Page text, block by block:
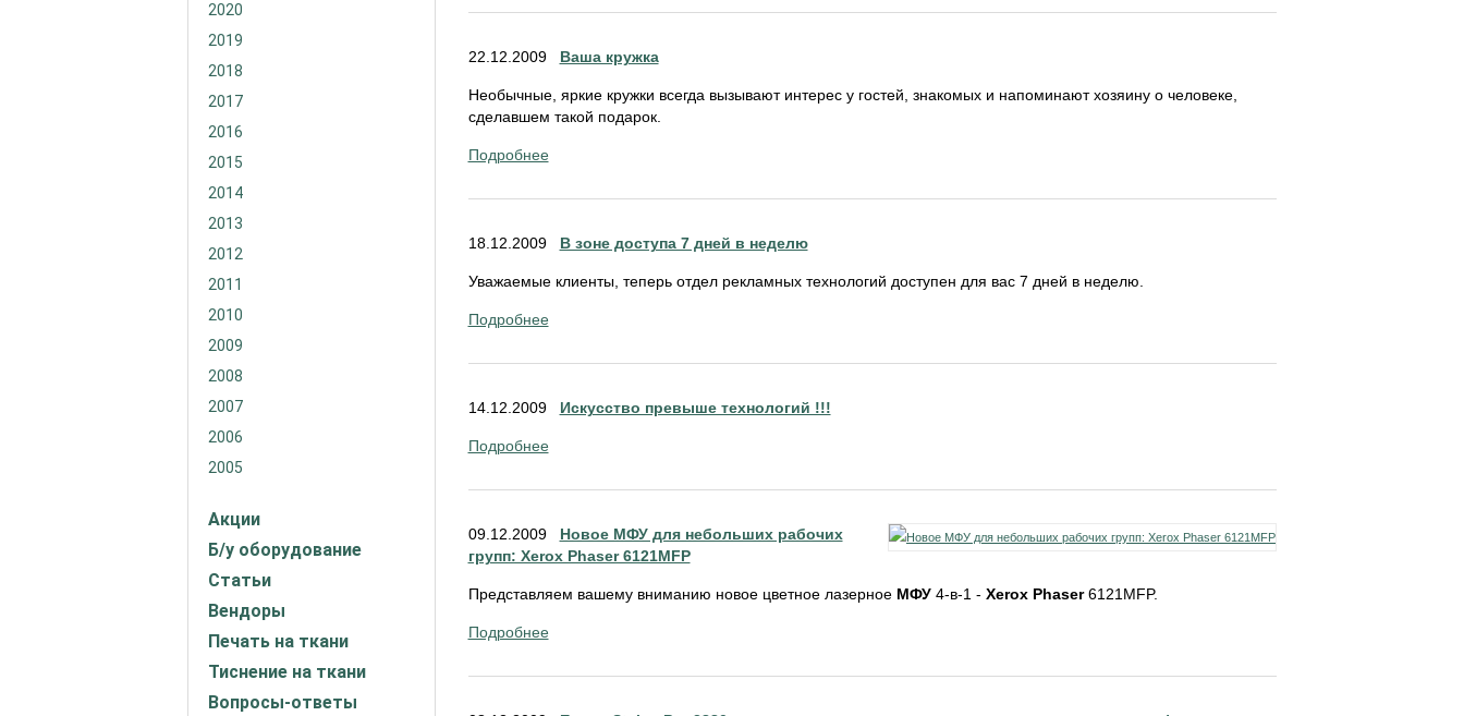
2020
2019
2018
2017
2016
2015
2014
2013
2012
2011
2010
2009
2008
2007
2006
2005
Акции
Б/у оборудование
Статьи
Вендоры
Печать на ткани
Тиснение на ткани
Вопросы-ответы
22.12.2009 Ваша кружка
Необычные, яркие кружки всегда вызывают интерес у гостей, знакомых и напоминают хозяину о человеке,
сделавшем такой подарок.
Подробнее
18.12.2009 В зоне доступа 7 дней в неделю
Уважаемые клиенты, теперь отдел рекламных технологий доступен для вас 7 дней в неделю.
Подробнее
14.12.2009 Искусство превыше технологий !!!
Подробнее
09.12.2009 Новое МФУ для небольших рабочих
групп: Xerox Phaser 6121MFP
Представляем вашему вниманию новое цветное лазерное МФУ4-в-1 - Xerox Phaser6121MFP.
Подробнее